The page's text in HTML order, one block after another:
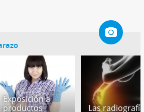
Exposición a
productos
Las radiografías